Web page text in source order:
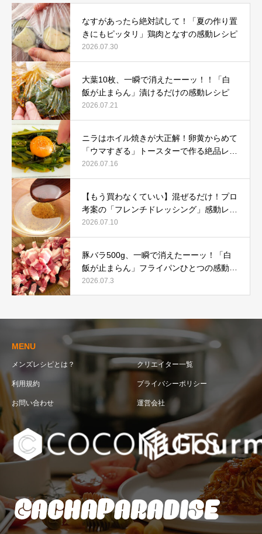
なすがあったら絶対試して！「夏の作り置
きにもピッタリ」鶏肉となすの感動レシピ
2026.07.30
大葉10枚、一瞬で消えたーーッ！！「白
飯が止まらん」漬けるだけの感動レシピ
2026.07.21
ニラはホイル焼きが大正解！卵黄からめて
「ウマすぎる」トースターで作る絶品レシ
ピ
2026.07.16
【もう買わなくていい】混ぜるだけ！プロ
考案の「フレンチドレッシング」感動レシ
ピ
2026.07.10
豚バラ500g、一瞬で消えたーーッ！「白
飯が止まらん」フライパンひとつの感動レ
シピ
2026.07.3
MENU
メンズレシピとは？ クリエイター一覧
利用規約 プライバシーポリシー
お問い合わせ 運営会社